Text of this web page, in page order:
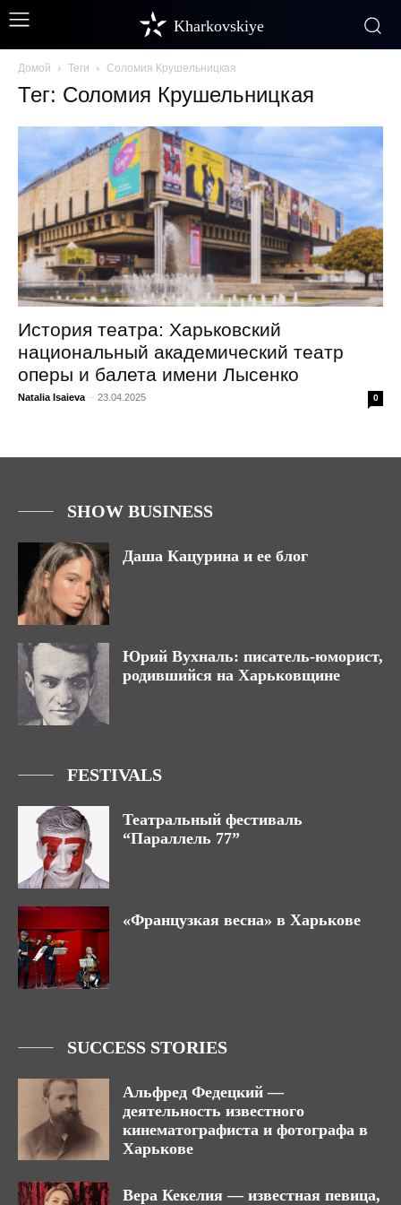
Kharkovskiye
Домой Теги Соломия Крушельницкая
Тег: Соломия Крушельницкая
История театра: Харьковский
национальный академический театр
оперы и балета имени Лысенко
Natalia Isaieva - 23.04.2025 0
SHOW BUSINESS
Даша Кацурина и ее блог
Юрий Вухналь: писатель-юморист,
родившийся на Харьковщине
FESTIVALS
Театральный фестиваль
“Параллель 77”
«Французкая весна» в Харькове
SUCCESS STORIES
Альфред Федецкий —
деятельность известного
кинематографиста и фотографа в
Харькове
Вера Кекелия — известная певица,